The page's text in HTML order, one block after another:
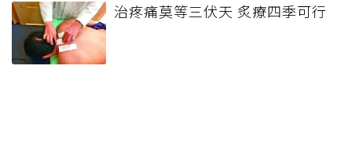
治疼痛莫等三伏天 炙療四季可行